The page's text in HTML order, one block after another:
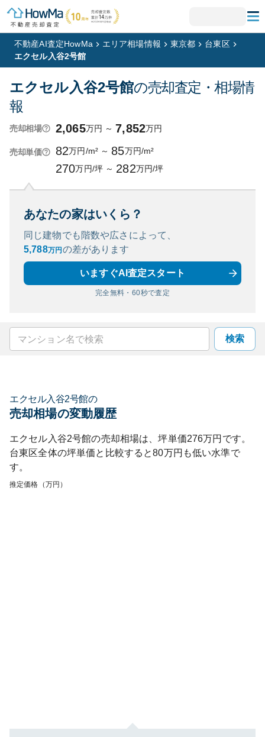
不動産AI査定HowMa エリア相場情報 東京都
台東区
エクセル入谷2号館
エクセル入谷2号館の売却査定・相場情
報
売却相場 2,065万円 ～ 7,852万円
売却単価 82万円/m² ～ 85万円/m²
270万円/坪 ～ 282万円/坪
あなたの家はいくら？
同じ建物でも階数や広さによって、
5,788万円 の差があります
いますぐAI査定スタート
完全無料・60秒で査定
検索
エクセル入谷2号館の
売却相場の変動履歴
エクセル入谷2号館の売却相場は、坪単価276万円です。
台東区全体の坪単価と比較すると80万円も低い水準で
す。
推定価格（万円）